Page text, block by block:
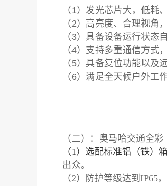
（1）发光芯片大，低耗
（2）高亮度、合理视角
（3）具备设备运行状态
（4）支持多重通信方式
（5）具备复位功能以及
（6）满足全天候户外工
（二）：奥马哈交通全
（1）选配标准铝（铁）箱
出众。
（2）
防护等级达到IP65